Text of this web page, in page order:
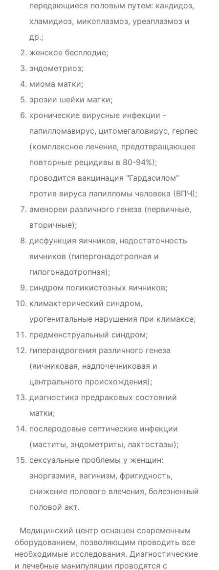
передающиеся половым путем: кандидоз,
хламидиоз, микоплазмоз, уреаплазмоз и
др.;
женское бесплодие;
эндометриоз;
миома матки;
эрозии шейки матки;
хронические вирусные инфекции -
папилломавирус, цитомегаловирус, герпес
(комплексное лечение, предотвращающее
повторные рецидивы в 80-94%);
проводится вакцинация "Гардасилом"
против вируса папилломы человека (ВПЧ);
аменореи различного генеза (первичные,
вторичные);
дисфункция яичников, недостаточность
яичников (гипергонадотропная и
гипогонадотропная);
синдром поликистозных яичников;
климактерический синдром,
урогенитальные нарушения при климаксе;
предменструальный синдром;
гиперандрогения различного генеза
(яичниковая, надпочечниковая и
центрального происхождения);
диагностика предраковых состояний
матки;
послеродовые септические инфекции
(маститы, эндометриты, лактостазы);
сексуальные проблемы у женщин:
аноргазмия, вагинизм, фригидность,
снижение полового влечения, болезненный
половой акт.
Медицинский центр оснащен современным
оборудованием, позволяющим проводить все
необходимые исследования. Диагностические
и лечебные манипуляции проводятся с